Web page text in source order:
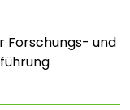
Forschungs- und